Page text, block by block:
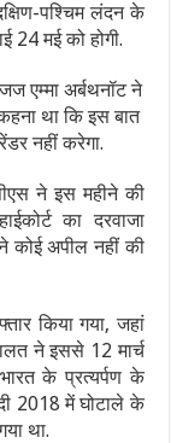
पश्चिम लंदन के
मई को होगी.
एम्मा अर्बथनॉट ने
था कि इस बात
नहीं करेगा.
ने इस महीने की
का दरवाजा
कोई अपील नहीं की
किया गया, जहां
ने इससे 12 मार्च
के प्रत्यर्पण के
2018 में घोटाले के
था.